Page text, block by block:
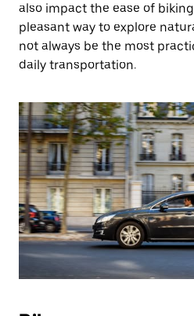
also impact the ease of
pleasant way to explore
not always be the most
daily transportation.